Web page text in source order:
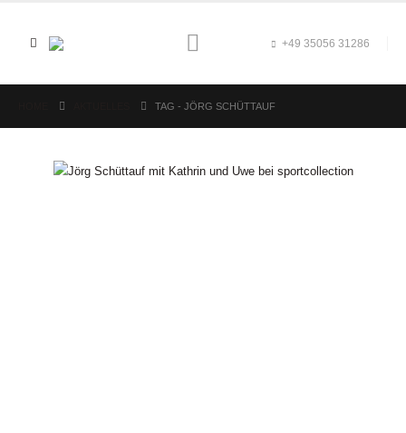
+49 35056 31286
TAG - JÖRG SCHÜTTAUF